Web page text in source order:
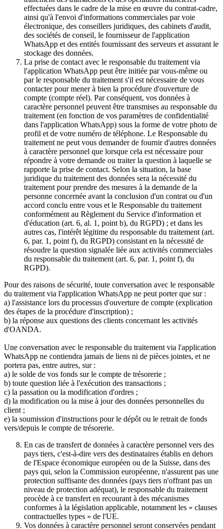
effectuées dans le cadre de la mise en œuvre du contrat-cadre,
ainsi qu'à l'envoi d'informations commerciales par voie
électronique, des conseillers juridiques, des cabinets d'audit,
des sociétés de conseil, le fournisseur de l'application
WhatsApp et des entités fournissant des serveurs et assurant le
stockage des données.
La prise de contact avec le responsable du traitement via
l'application WhatsApp peut être initiée par vous-même ou
par le responsable du traitement s'il est nécessaire de vous
contacter pour mener à bien la procédure d'ouverture de
compte (compte réel). Par conséquent, vos données à
caractère personnel peuvent être transmises au responsable du
traitement (en fonction de vos paramètres de confidentialité
dans l'application WhatsApp) sous la forme de votre photo de
profil et de votre numéro de téléphone. Le Responsable du
traitement ne peut vous demander de fournir d'autres données
à caractère personnel que lorsque cela est nécessaire pour
répondre à votre demande ou traiter la question à laquelle se
rapporte la prise de contact. Selon la situation, la base
juridique du traitement des données sera la nécessité du
traitement pour prendre des mesures à la demande de la
personne concernée avant la conclusion d'un contrat ou d'un
accord conclu entre vous et le Responsable du traitement
conformément au Règlement du Service d'information et
d'éducation (art. 6, al. 1, point b), du RGPD) ; et dans les
autres cas, l'intérêt légitime du responsable du traitement (art.
6, par. 1, point f), du RGPD) consistant en la nécessité de
résoudre la question signalée liée aux activités commerciales
du responsable du traitement (art. 6, par. 1, point f), du
RGPD).
Pour des raisons de sécurité, toute conversation avec le responsable
du traitement via l'application WhatsApp ne peut porter que sur :
a) l'assistance lors du processus d'ouverture de compte (explication
des étapes de la procédure d'inscription) ;
b) la réponse aux questions des clients concernant les activités
d'OANDA.
Une conversation avec le responsable du traitement via l'application
WhatsApp ne contiendra jamais de liens ni de pièces jointes, et ne
portera pas, entre autres, sur :
a) le solde de vos fonds sur le compte de trésorerie ;
b) toute question liée à l'exécution des transactions ;
c) la passation ou la modification d'ordres ;
d) la modification ou la mise à jour des données personnelles du
client ;
e) la soumission d'instructions pour le dépôt ou le retrait de fonds
vers/depuis le compte de trésorerie.
En cas de transfert de données à caractère personnel vers des
pays tiers, c'est-à-dire vers des destinataires établis en dehors
de l'Espace économique européen ou de la Suisse, dans des
pays qui, selon la Commission européenne, n'assurent pas une
protection suffisante des données (pays tiers n'offrant pas un
niveau de protection adéquat), le responsable du traitement
procède à ce transfert en recourant à des mécanismes
conformes à la législation applicable, notamment les « clauses
contractuelles types » de l'UE.
Vos données à caractère personnel seront conservées pendant